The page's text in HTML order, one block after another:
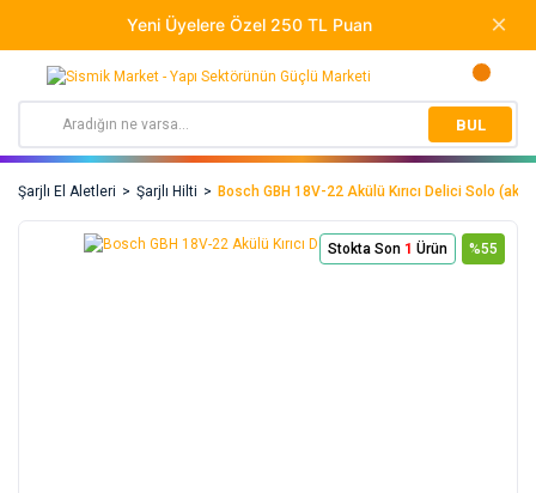
BUL
Şarjlı El Aletleri Şarjlı Hilti Bosch GBH 18V-22 Akülü Kırıcı Delici Solo (akü
Stokta Son 1 Ürün %55